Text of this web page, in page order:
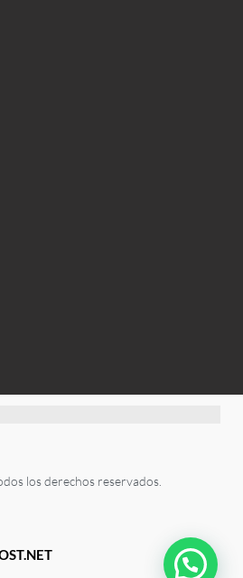
los derechos reservados.